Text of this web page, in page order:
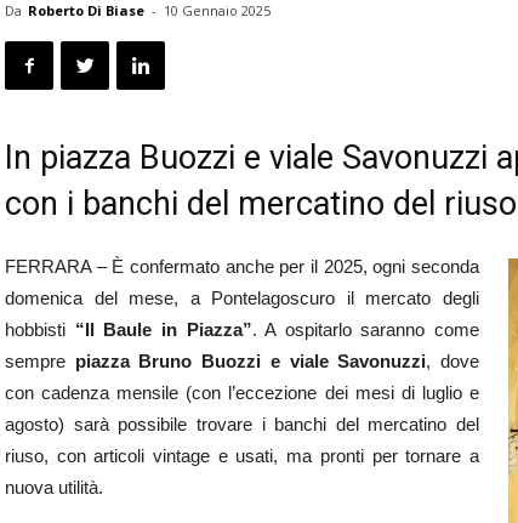
Da Roberto Di Biase - 10 Gennaio 2025
In piazza Buozzi e viale Savonuzzi
con i banchi del mercatino del riuso
FERRARA – È confermato anche per il 2025, ogni seconda
domenica del mese, a Pontelagoscuro il mercato degli
hobbisti “Il Baule in Piazza”. A ospitarlo saranno come
sempre piazza Bruno Buozzi e viale Savonuzzi, dove
con cadenza mensile (con l’eccezione dei mesi di luglio e
agosto) sarà possibile trovare i banchi del mercatino del
riuso, con articoli vintage e usati, ma pronti per tornare a
nuova utilità.